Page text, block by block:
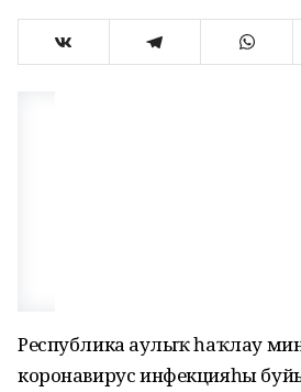
Республика Һаулыҡ һаҡлау
коронавирус инфекцияһы